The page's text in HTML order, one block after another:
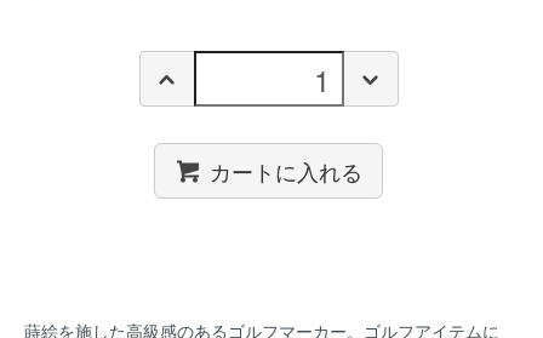
カートに入れる
蒔絵を施した高級感のあるゴルフマーカー。ゴルフアイテムに